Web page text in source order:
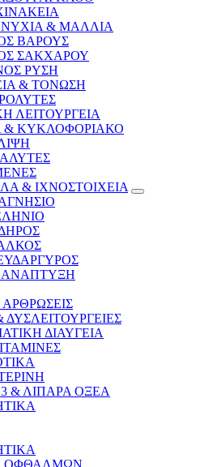
& ΜΑΛΛΙΑ
ΒΑΡΟΥΣ
ΣΑΚΧΑΡΟΥ
ΡΥΣΗ
& ΤΟΝΩΣΗ
ΛΕΙΤΟΥΡΓΕΙΑ
& ΚΥΚΛΟΦΟΡΙΑΚΟ
& ΙΧΝΟΣΤΟΙΧΕΙΑ
ΔΙΑΥΓΕΙΑ
& ΛΙΠΑΡΑ ΟΞΕΑ
ΟΦΘΑΛΜΩΝ